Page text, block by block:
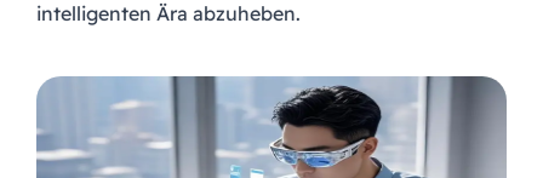
intelligenten Ära abzuheben.